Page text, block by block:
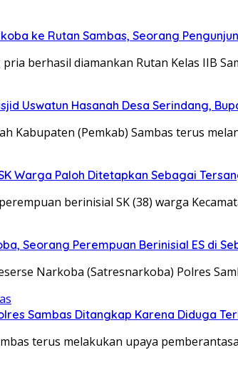
ke Rutan Sambas, Seorang
berhasil diamankan Rutan Kelas IIB
Uswatun Hasanah Desa Serindang,
Kabupaten (Pemkab) Sambas terus
Warga Paloh Ditetapkan Sebagai
berinisial SK (38) warga
Seorang Perempuan Berinisial ES di
Narkoba (Satresnarkoba) Polres
Sambas Ditangkap Karena Diduga
terus melakukan upaya